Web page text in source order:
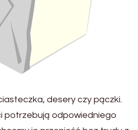
desery czy pączki.
potrzebują odpowiedniego